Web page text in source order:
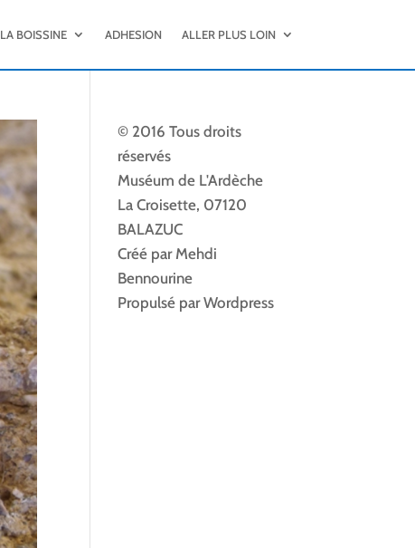
LA BOISSINE ADHESION ALLER PLUS LOIN
© 2016 Tous droits
réservés
Muséum de L'Ardèche
La Croisette, 07120
BALAZUC
Créé par Mehdi
Bennourine
Propulsé par Wordpress